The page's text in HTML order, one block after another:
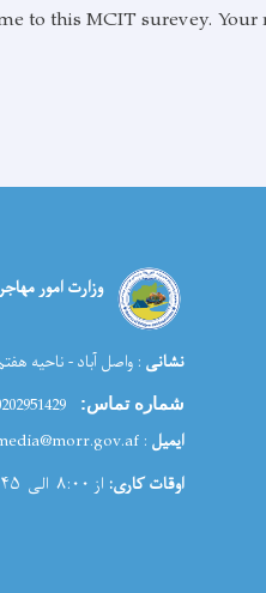
to this MCIT surevey.
وزارت امور
نشانی : واصل آباد - ناحیه
شماره تماس:
ایمیل : media@morr.gov.af
اوقات کاری: از ۸:۰۰ الی ۳:۴۵بعد از ظهر